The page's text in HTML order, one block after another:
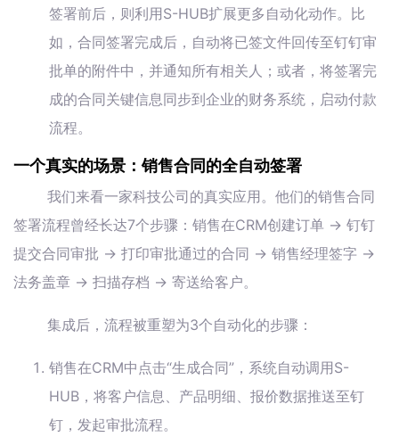
签署前后，则利用S-HUB扩展更多自动化动作。比
如，合同签署完成后，自动将已签文件回传至钉钉审
批单的附件中，并通知所有相关人；或者，将签署完
成的合同关键信息同步到企业的财务系统，启动付款
流程。
一个真实的场景：销售合同的全自动签署
我们来看一家科技公司的真实应用。他们的销售合同
签署流程曾经长达7个步骤：销售在CRM创建订单 -> 钉钉
提交合同审批 -> 打印审批通过的合同 -> 销售经理签字 ->
法务盖章 -> 扫描存档 -> 寄送给客户。
集成后，流程被重塑为3个自动化的步骤：
销售在CRM中点击“生成合同”，系统自动调用S-
HUB，将客户信息、产品明细、报价数据推送至钉
钉，发起审批流程。